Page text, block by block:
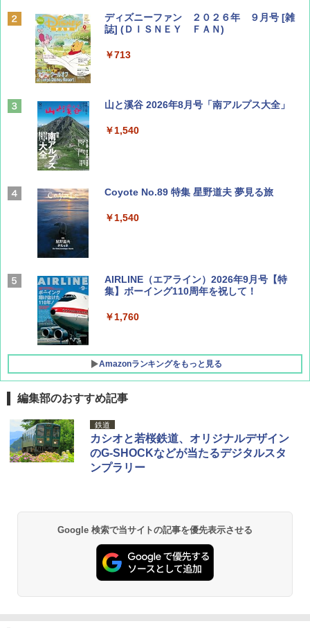
ディズニーファン ２０２６年 ９月号 [雑
誌] (ＤＩＳＮＥＹ ＦＡＮ)
￥713
山と溪谷 2026年8月号「南アルプス大全」
￥1,540
Coyote No.89 特集 星野道夫 夢見る旅
￥1,540
AIRLINE（エアライン）2026年9月号【特
集】ボーイング110周年を祝して！
￥1,760
Amazonランキングをもっと見る
D40 地球の歩き方 チェンマイ タイ北部の魅
力的な町 2026～2027 地球の歩き方D アジア
￥2,079
￥2,695
僕が見た未来【完全版】
[キャンパーズコレクション 山善] ポップアッ
プテント 傘みたいに広げて畳める パッとサ
ッとサンシェード キューブ フルクローズ メ
ッシュ 簡単設置 ワンタッチテント キャンプ
&ハイキング カーキ PATC-150(KH)
PYKES PEAK (パイクスピーク) 着替えテン
ト プライバシー テント 【中が透けない】 1
人用 折りたたみ 防災グッズ 災害用トイレ ビ
ーチ ピクニック ポップアップテント 携帯 簡
易 トイレテント (ブラック)
GRANDOOR ステンレス保冷剤 2個セット 2
026リニューアル 急速冷凍 空間倍増 衛生的
コンパクト 保冷力長持ち
￥2,980
BUNDOK(バンドック)ソロ ドーム 1 EX BDK
レーム ドーム型 テント
￥14,800
DEWEL パラソル 大型 ビーチ アウトドアパ
編集部のおすすめ記事
鉄道
カシオと若桜鉄道、オリジナルデザイン
のG-SHOCKなどが当たるデジタルスタ
ンプラリー
Google 検索で当サイトの記事を優先表示させる